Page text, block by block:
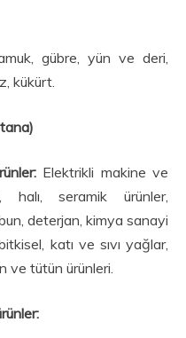
gübre, yün ve deri,
kükürt.
Elektrikli makine ve
halı, seramik ürünler,
deterjan, kimya sanayi
katı ve sıvı yağlar,
ve tütün ürünleri.